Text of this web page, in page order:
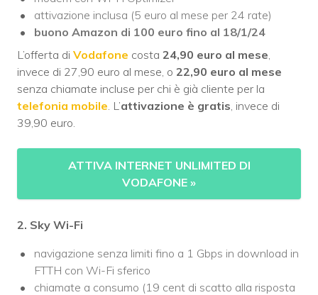
attivazione inclusa (5 euro al mese per 24 rate)
buono Amazon di 100 euro fino al 18/1/24
L’offerta di Vodafone costa 24,90 euro al mese
invece di 27,90 euro al mese, o 22,90 euro al mese
senza chiamate incluse per chi è già cliente per la
telefonia mobile . L’attivazione è gratis , invece di
39,90 euro.
ATTIVA INTERNET UNLIMITED DI
VODAFONE »
2. Sky Wi-Fi
navigazione senza limiti fino a 1 Gbps in download in
FTTH con Wi-Fi sferico
chiamate a consumo (19 cent di scatto alla risposta